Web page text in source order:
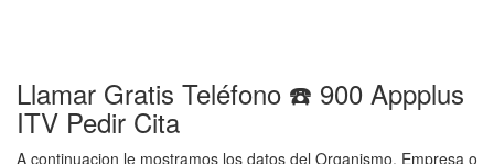
Llamar Gratis Teléfono ☎️ 900 Appplus
ITV Pedir Cita
A continuacion le mostramos los datos del Organismo, Empresa o